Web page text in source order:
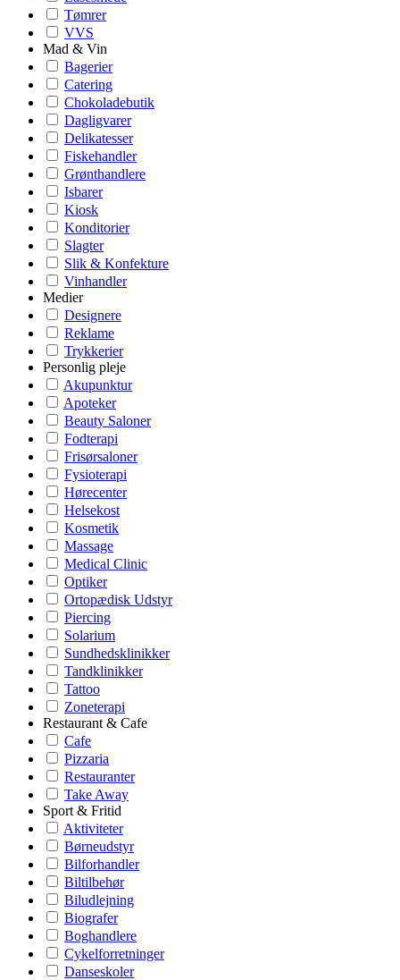
Tømrer
VVS
Mad & Vin
Bagerier
Catering
Chokoladebutik
Dagligvarer
Delikatesser
Fiskehandler
Grønthandlere
Isbarer
Kiosk
Konditorier
Slagter
Slik & Konfekture
Vinhandler
Medier
Designere
Reklame
Trykkerier
Personlig pleje
Akupunktur
Apoteker
Beauty Saloner
Fodterapi
Frisørsaloner
Fysioterapi
Hørecenter
Helsekost
Kosmetik
Massage
Medical Clinic
Optiker
Ortopædisk Udstyr
Piercing
Solarium
Sundhedsklinikker
Tandklinikker
Tattoo
Zoneterapi
Restaurant & Cafe
Cafe
Pizzaria
Restauranter
Take Away
Sport & Fritid
Aktiviteter
Børneudstyr
Bilforhandler
Biltilbehør
Biludlejning
Biografer
Boghandlere
Cykelforretninger
Danseskoler